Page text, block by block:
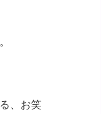
、お笑